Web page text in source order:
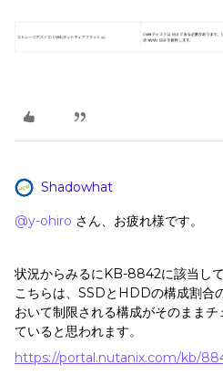
Shadowhat
@y-ohiro さん、お疲れ様です。
状況からみるにKB-8842に該当し
こちらは、SSDとHDDの構成割合
おいて制限される構成がそのまま
ていると思われます。
https://portal.nutanix.com/kb/